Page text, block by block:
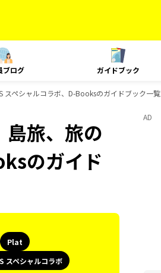
ブログ ガイドブック
スペシャルコラボ、D-Booksのガイドブック一覧
旅、旅の
のガイド
Plat
スペシャルコラボ
AD